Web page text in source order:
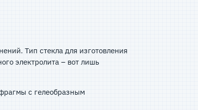
Тип стекла для изготовления
электролита – вот лишь
с гелеобразным